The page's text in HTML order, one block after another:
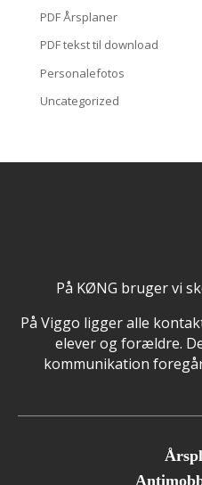
PDF Årsplaner
PDF tekst til download
Personalefotos
Uncategorized
På KØNG bruger vi
På Viggo ligger alle
elever og forældre.
kommunikation